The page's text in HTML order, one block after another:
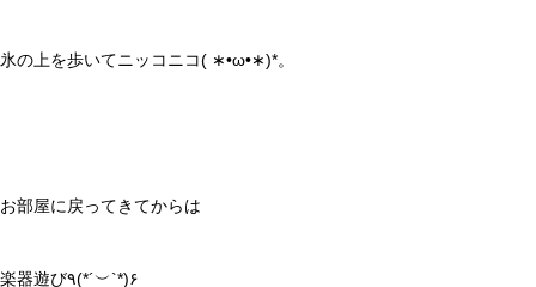
氷の上を歩いてニッコニコ( ∗•ω•∗)*。
お部屋に戻ってきてからは
楽器遊び٩(*´︶`*)۶